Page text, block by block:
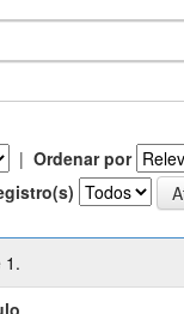
| Ordenar por
1.